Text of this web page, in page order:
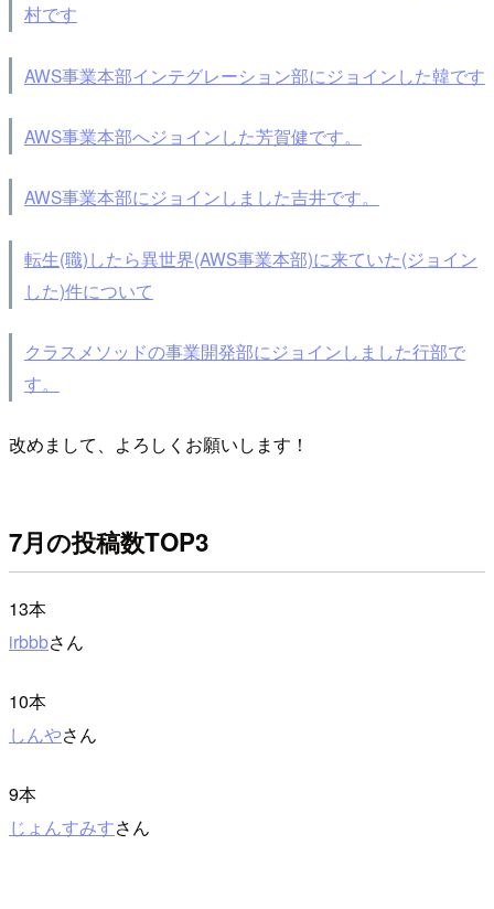
村です
AWS事業本部インテグレーション部にジョインした韓です
AWS事業本部へジョインした芳賀健です。
AWS事業本部にジョインしました吉井です。
転生(職)したら異世界(AWS事業本部)に来ていた(ジョイン
した)件について
クラスメソッドの事業開発部にジョインしました行部で
す。
改めまして、よろしくお願いします！
7月の投稿数TOP3
13本
irbbbさん
10本
しんやさん
9本
じょんすみすさん